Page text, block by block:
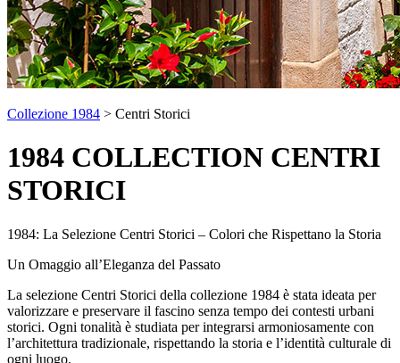
Collezione 1984 > Centri Storici
1984 COLLECTION CENTRI
STORICI
1984: La Selezione Centri Storici – Colori che Rispettano la Storia
Un Omaggio all’Eleganza del Passato
La selezione Centri Storici della collezione 1984 è stata ideata per
valorizzare e preservare il fascino senza tempo dei contesti urbani
storici. Ogni tonalità è studiata per integrarsi armoniosamente con
l’architettura tradizionale, rispettando la storia e l’identità culturale di
ogni luogo.